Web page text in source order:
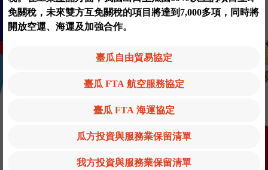
免關稅，未來雙方互免關稅的項目將達到7,000多項，同時將
開放空運、海運及加強合作。
臺瓜自由貿易協定
臺瓜 FTA 航空服務協定
臺瓜 FTA 海運協定
瓜方投資與服務業保留清單
我方投資與服務業保留清單